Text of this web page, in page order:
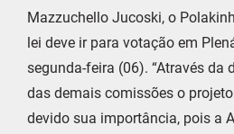
Mazzuchello Jucoski, o
lei deve ir para votação em
segunda-feira (06). “Através da
das demais comissões o
devido sua importância, pois a